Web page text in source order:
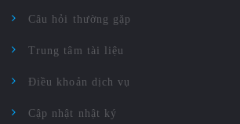
Câu hỏi thường gặp
Trung tâm tài liệu
Điều khoản dịch vụ
Cập nhật nhật ký